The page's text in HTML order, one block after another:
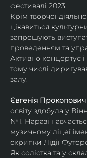
фестивалі 2023.
Крім творчої
цікавиться
запрошують
проведенням та
Активно концертує і
тому числі
залу.
Євгенія Прокопович
освіту здобула у
№1. Наразі
музичному ліцеї
скрипки Лідії
Як солістка та у